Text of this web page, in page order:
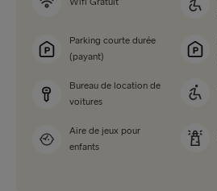
Parking courte durée
(payant)
Bureau de location de
voitures
Aire de jeux pour
enfants